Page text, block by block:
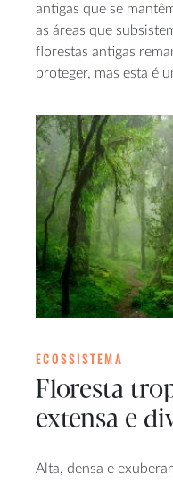
antigas que se
as áreas que
florestas antigas
proteger, mas esta é
ECOSSISTEMA
Floresta
extensa e
Alta, densa e